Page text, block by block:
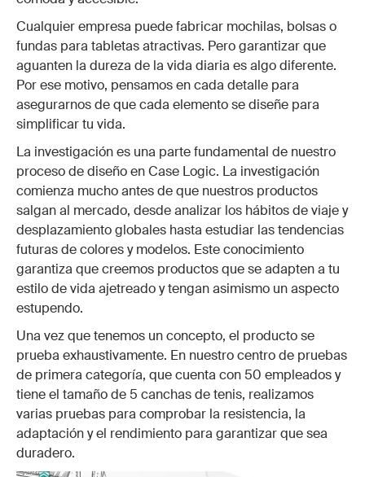
Cualquier empresa puede fabricar mochilas, bolsas o
fundas para tabletas atractivas. Pero garantizar que
aguanten la dureza de la vida diaria es algo diferente.
Por ese motivo, pensamos en cada detalle para
asegurarnos de que cada elemento se diseñe para
simplificar tu vida.
La investigación es una parte fundamental de nuestro
proceso de diseño en Case Logic. La investigación
comienza mucho antes de que nuestros productos
salgan al mercado, desde analizar los hábitos de viaje y
desplazamiento globales hasta estudiar las tendencias
futuras de colores y modelos. Este conocimiento
garantiza que creemos productos que se adapten a tu
estilo de vida ajetreado y tengan asimismo un aspecto
estupendo.
Una vez que tenemos un concepto, el producto se
prueba exhaustivamente. En nuestro centro de pruebas
de primera categoría, que cuenta con 50 empleados y
tiene el tamaño de 5 canchas de tenis, realizamos
varias pruebas para comprobar la resistencia, la
adaptación y el rendimiento para garantizar que sea
duradero.